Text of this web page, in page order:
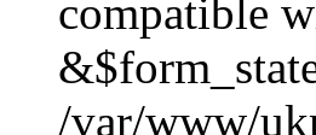
compatible
/var/www/